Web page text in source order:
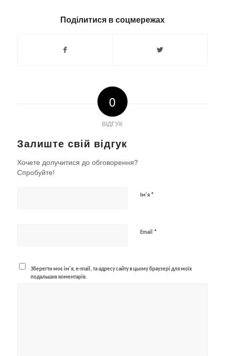
Поділитися в соцмережах
0
ВІДГУК
Залиште свій відгук
Хочете долучитися до обговорення?
Спробуйте!
Ім'я *
Email *
Зберегти моє ім'я, e-mail, та адресу сайту в цьому браузері для моїх
подальших коментарів.